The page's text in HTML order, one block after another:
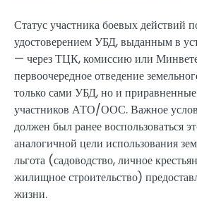
Статус участника боевых действий
удостоверением УБД, выданным в
— через ТЦК, комиссию или
первоочередное отведение
только сами УБД, но и
участников АТО/ООС. Важное
должен был ранее воспользоваться
аналогичной цели использования
льгота (садоводство, личное
жилищное строительство)
жизни.